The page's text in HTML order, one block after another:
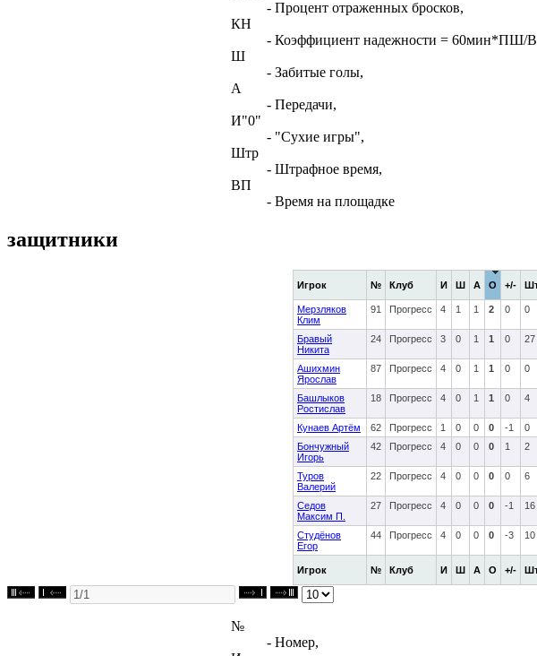
- Процент отраженных бросков,
КН
- Коэффициент надежности = 60мин*ПШ/
Ш
- Забитые голы,
А
- Передачи,
И"0"
- "Сухие игры",
Штр
- Штрафное время,
ВП
- Время на площадке
защитники
Игрок № Клуб И Ш А О +/-
Игрок № Клуб И Ш А О +/-
Мерзляков
Клим
91 Прогресс 4 1 1 2 0 0
Бравый
Никита
24 Прогресс 3 0 1 1 0 27
Ашихмин
Ярослав
87 Прогресс 4 0 1 1 0 0
Башлыков
Ростислав
18 Прогресс 4 0 1 1 0 4
Кунаев Артём 62 Прогресс 1 0 0 0 -1 0
Бончужный
Игорь
42 Прогресс 4 0 0 0 1 2
Туров
Валерий
22 Прогресс 4 0 0 0 0 6
Седов
Максим П.
27 Прогресс 4 0 0 0 -1 16
Студёнов
Егор
44 Прогресс 4 0 0 0 -3 10
№
- Номер,